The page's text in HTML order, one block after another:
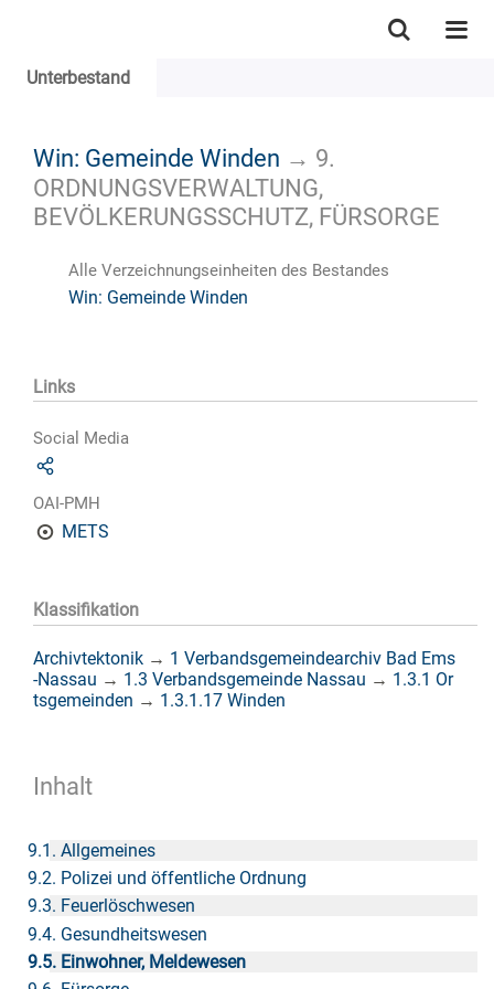
Unterbestand
Win: Gemeinde Winden → 9.
ORDNUNGSVERWALTUNG,
BEVÖLKERUNGSSCHUTZ, FÜRSORGE
Alle Verzeichnungseinheiten des Bestandes
Win: Gemeinde Winden
Links
Social Media
OAI-PMH
METS
Klassifikation
Archivtektonik → 1 Verbandsgemeindearchiv Bad Ems
-Nassau → 1.3 Verbandsgemeinde Nassau → 1.3.1 Or
tsgemeinden → 1.3.1.17 Winden
Inhalt
9.1. Allgemeines
9.2. Polizei und öffentliche Ordnung
9.3. Feuerlöschwesen
9.4. Gesundheitswesen
9.5. Einwohner, Meldewesen